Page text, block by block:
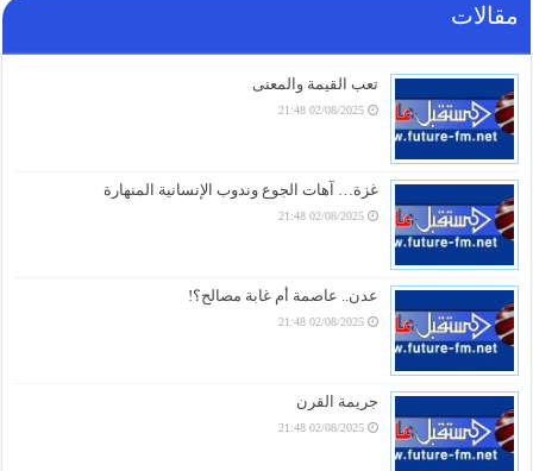
مقالات
تعب القيمة والمعنى
02/08/2025 21:48
غزة… آهات الجوع وندوب الإنسانية المنهارة
02/08/2025 21:48
عدن.. عاصمة أم غابة مصالح؟!
02/08/2025 21:48
جريمة القرن
02/08/2025 21:48